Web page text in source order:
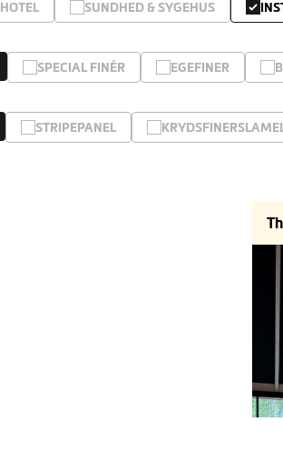
HOTEL SUNDHED & SYGEHUS
SPECIAL FINÉR EGEFINER
STRIPEPANEL